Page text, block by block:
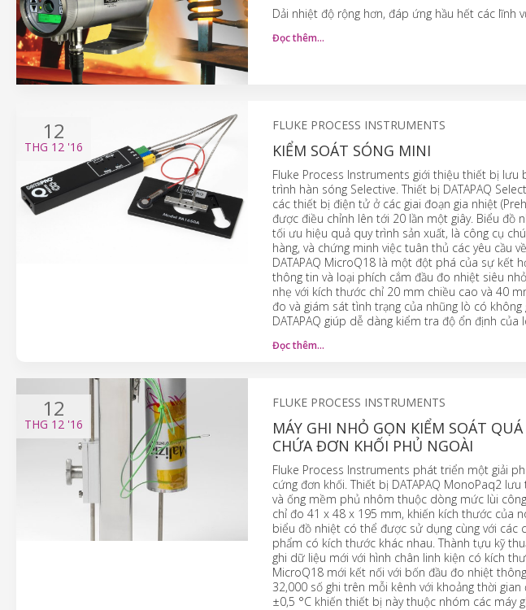
Dải nhiệt độ rộng hơn, đáp ứng hầu hết các lĩnh
Đọc thêm…
12
THG 12 '16
FLUKE PROCESS INSTRUMENTS
KIỂM SOÁT SÓNG MINI
Fluke Process Instruments giới thiệu thiết bị
trình hàn sóng Selective. Thiết bị DATAPAQ
các thiết bị điện tử ở các giai đoạn gia nhiệt
được điều chỉnh lên tới 20 lần một giây. Biểu
tối ưu hiệu quả quy trình sản xuất, là công cụ
hàng, và chứng minh việc tuân thủ các yêu cầu
DATAPAQ MicroQ18 là một đột phá của sự
thông tin và loại phích cắm đầu đo nhiệt siêu
nhẹ với kích thước chỉ 20 mm chiều cao và 40
đo và giám sát tình trạng của nhũng lò có
DATAPAQ giúp dễ dàng kiểm tra độ ổn định của
Đọc thêm…
12
THG 12 '16
FLUKE PROCESS INSTRUMENTS
MÁY GHI NHỎ GỌN KIỂM SOÁT
CHỨA ĐƠN KHỐI PHỦ NGOÀI
Fluke Process Instruments phát triển một giải
cứng đơn khối. Thiết bị DATAPAQ MonoPaq2
và ống mềm phủ nhôm thuộc dòng mức lùi
chỉ đo 41 x 48 x 195 mm, khiến kích thước của
biểu đồ nhiệt có thể được sử dụng cùng với các
phẩm có kích thước khác nhau. Thành tựu kỹ
ghi dữ liệu mới với hình chân linh kiện có kích
MicroQ18 mới kết nối với bốn đầu đo nhiệt
32,000 số ghi trên mỗi kênh với khoảng thời
±0,5 °C khiến thiết bị này thuộc nhóm các máy